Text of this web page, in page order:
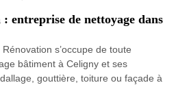
entreprise de nettoyage dans
s’occupe de toute
bâtiment à Celigny et ses
gouttière, toiture ou façade à